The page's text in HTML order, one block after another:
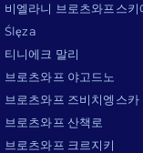
비엘라니 브로츠와프스키
Ślęza
티니에크 말리
브로츠와프 야고드노
브로츠와프 즈비치엥스카
브로츠와프 산책로
브로츠와프 크르지키